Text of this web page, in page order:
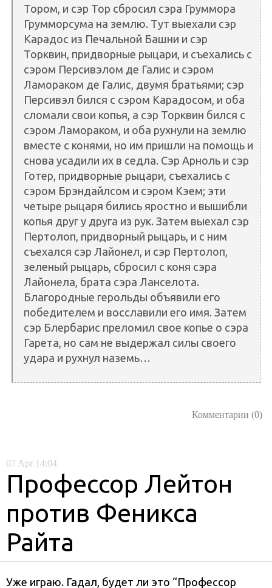
Тором, и сэр Тор сбросил сэра Груммора
Грумморсума на землю. Тут выехали сэр
Карадос из Печальной Башни и сэр
Торквин, придворные рыцари, и съехались с
сэром Персивэлом де Галис и сэром
Ламораком де Галис, двумя братьями; сэр
Персивэл бился с сэром Карадосом, и оба
сломали свои копья, а сэр Торквин бился с
сэром Ламораком, и оба рухнули на землю
вместе с конями, но им пришли на помощь и
снова усадили их в седла. Сэр Арноль и сэр
Готер, придворные рыцари, съехались с
сэром Брэндайлсом и сэром Кэем; эти
четыре рыцаря бились яростно и вышибли
копья друг у друга из рук. Затем выехал сэр
Пертолоп, придворный рыцарь, и с ним
съехался сэр Лайонел, и сэр Пертолоп,
зеленый рыцарь, сбросил с коня сэра
Лайонела, брата сэра Ланселота.
Благородные герольды объявили его
победителем и восславили его имя. Затем
сэр Блербарис преломил свое копье о сэра
Гарета, но сам не выдержал силы своего
удара и рухнул наземь…
Комментарии (0)
07 Apr 14:04
Профессор Лейтон
против Феникса
Райта
Уже играю. Гадал, будет ли это “Профессор